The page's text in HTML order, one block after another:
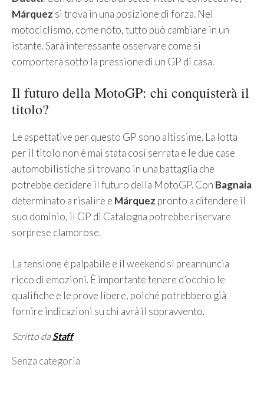
Márquez si trova in una posizione di forza. Nel
motociclismo, come noto, tutto può cambiare in un
istante. Sarà interessante osservare come si
comporterà sotto la pressione di un GP di casa.
Il futuro della MotoGP: chi conquisterà il
titolo?
Le aspettative per questo GP sono altissime. La lotta
per il titolo non è mai stata così serrata e le due case
automobilistiche si trovano in una battaglia che
potrebbe decidere il futuro della MotoGP. Con Bagnaia
determinato a risalire e Márquez pronto a difendere il
suo dominio, il GP di Catalogna potrebbe riservare
sorprese clamorose.
La tensione è palpabile e il weekend si preannuncia
ricco di emozioni. È importante tenere d’occhio le
qualifiche e le prove libere, poiché potrebbero già
fornire indicazioni su chi avrà il sopravvento.
Scritto da Staff
Categorie
Senza categoria